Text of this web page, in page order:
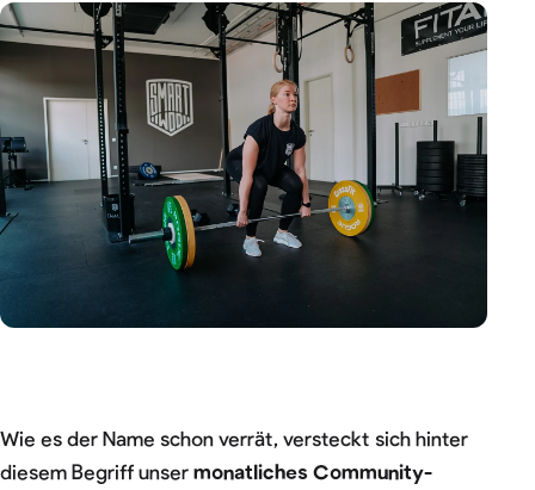
Wie es der Name schon verrät, versteckt sich hinter
diesem Begriff unser monatliches Community-